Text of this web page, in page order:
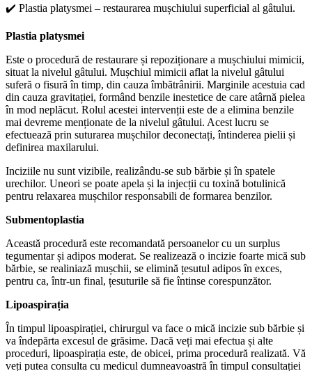
✔️ Plastia platysmei – restaurarea mușchiului superficial al gâtului.
Plastia platysmei
Este o procedură de restaurare și repoziționare a mușchiului mimicii,
situat la nivelul gâtului. Mușchiul mimicii aflat la nivelul gâtului
suferă o fisură în timp, din cauza îmbătrânirii. Marginile acestuia cad
din cauza gravitației, formând benzile inestetice de care atârnă pielea
în mod neplăcut. Rolul acestei intervenții este de a elimina benzile
mai devreme menționate de la nivelul gâtului. Acest lucru se
efectuează prin suturarea mușchilor deconectați, întinderea pielii și
definirea maxilarului.
Inciziile nu sunt vizibile, realizându-se sub bărbie și în spatele
urechilor. Uneori se poate apela și la injecții cu toxină botulinică
pentru relaxarea mușchilor responsabili de formarea benzilor.
Submentoplastia
Această procedură este recomandată persoanelor cu un surplus
tegumentar și adipos moderat. Se realizează o incizie foarte mică sub
bărbie, se realiniază mușchii, se elimină țesutul adipos în exces,
pentru ca, într-un final, țesuturile să fie întinse corespunzător.
Lipoaspirația
În timpul lipoaspirației, chirurgul va face o mică incizie sub bărbie și
va îndepărta excesul de grăsime. Dacă veți mai efectua și alte
proceduri, lipoaspirația este, de obicei, prima procedură realizată. Vă
veți putea consulta cu medicul dumneavoastră în timpul consultației